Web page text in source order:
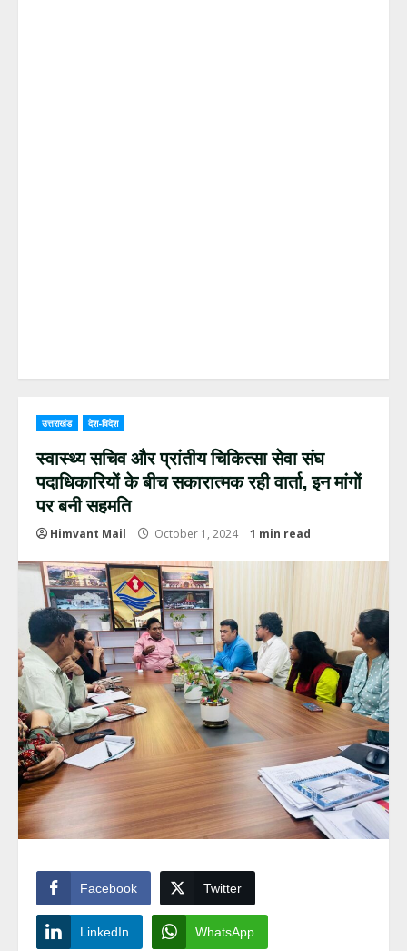
उत्तराखंड देश-विदेश
स्वास्थ्य सचिव और प्रांतीय चिकित्सा सेवा संघ
पदाधिकारियों के बीच सकारात्मक रही वार्ता, इन मांगों
पर बनी सहमति
Himvant Mail October 1, 2024 1 min read
Facebook Twitter
LinkedIn WhatsApp